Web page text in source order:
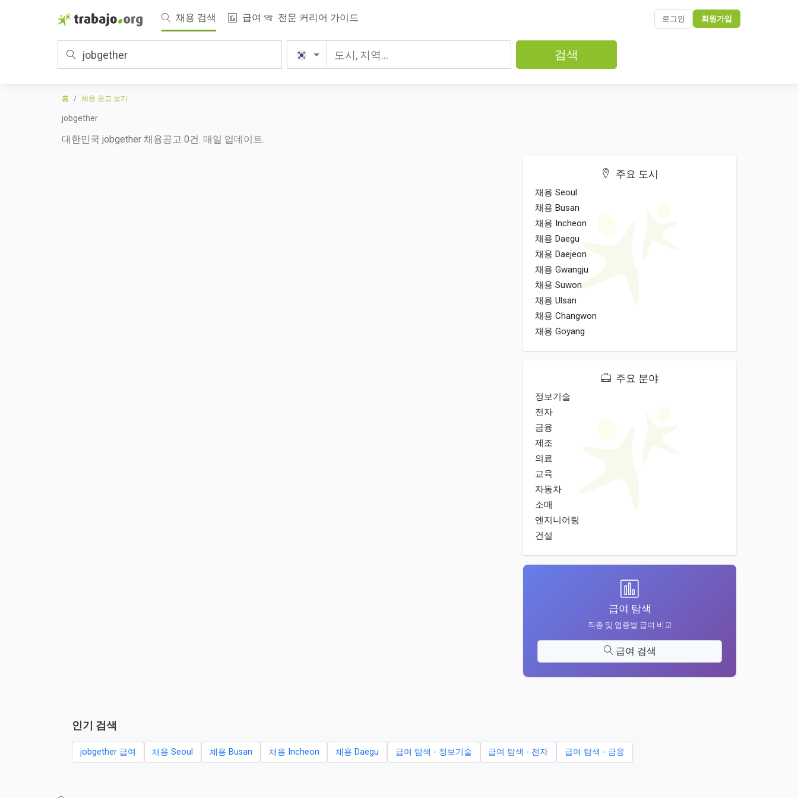
채용 검색 급여 전문 커리어 가이드 로그인 회원가입
검색
홈 채용 공고 보기
jobgether
대한민국 jobgether 채용공고 0건. 매일 업데이트.
주요 도시
채용 Seoul
채용 Busan
채용 Incheon
채용 Daegu
채용 Daejeon
채용 Gwangju
채용 Suwon
채용 Ulsan
채용 Changwon
채용 Goyang
주요 분야
정보기술
전자
금융
제조
의료
교육
자동차
소매
엔지니어링
건설
급여 탐색
직종 및 업종별 급여 비교
급여 검색
인기 검색
jobgether 급여 채용 Seoul 채용 Busan 채용 Incheon 채용 Daegu 급여 탐색 - 정보기술 급여 탐색 - 전자 급여 탐색 - 금융